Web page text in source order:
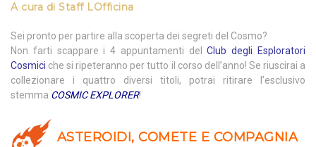
A cura di Staff LOfficina
Sei pronto per partire alla scoperta dei segreti del Cosmo?
Non farti scappare i 4 appuntamenti delClub degli Esploratori
Cosmici che si ripeteranno per tutto il corso dell’anno! Se riuscirai a
collezionare i quattro diversi titoli, potrai ritirare l’esclusivo
stemma COSMIC EXPLORER!
ASTEROIDI, COMETE E COMPAGNIA